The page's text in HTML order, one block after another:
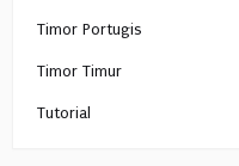
Timor Portugis
Timor Timur
Tutorial